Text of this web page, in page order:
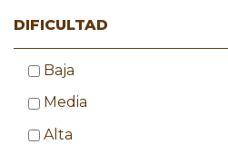
DIFICULTAD
Baja
Media
Alta